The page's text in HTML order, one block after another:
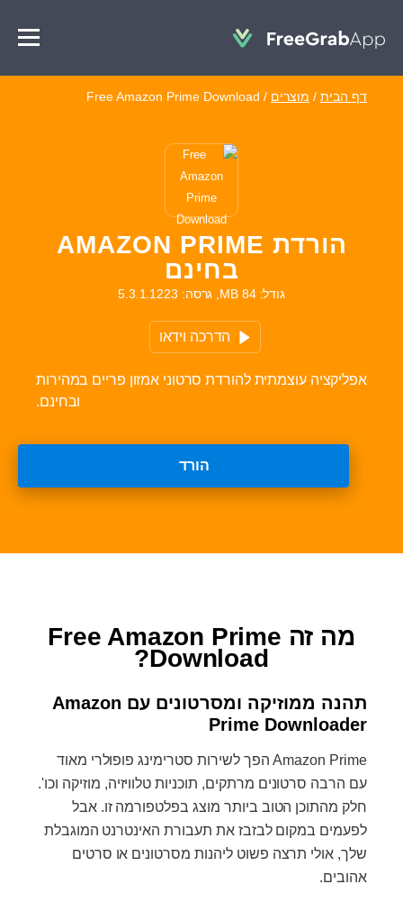
דף הבית / מוצרים /
Free Amazon Prime Download
הורדת AMAZON PRIME
בחינם
גודל: 84 MB, גרסה: 5.3.1.1223
הדרכה וידאו
אפליקציה עוצמתית להורדת סרטוני אמזון פריים במהירות
ובחינם.
הורד
מה זה Free Amazon Prime
Download?
תהנה ממוזיקה ומסרטונים עם Amazon
Prime Downloader
Amazon Prime הפך לשירות סטרימינג פופולרי מאוד
עם הרבה סרטונים מרתקים, תוכניות טלוויזיה, מוזיקה וכו'.
חלק מהתוכן הטוב ביותר מוצג בפלטפורמה זו. אבל
לפעמים במקום לבזבז את תעבורת האינטרנט המוגבלת
שלך, אולי תרצה פשוט ליהנות מסרטונים או סרטים
אהובים.